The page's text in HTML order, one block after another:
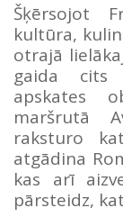
Šķērsojot
kultūra,
otrajā
gaida cits
apskates
maršrutā
raksturo
atgādina
kas arī
pārsteidz,